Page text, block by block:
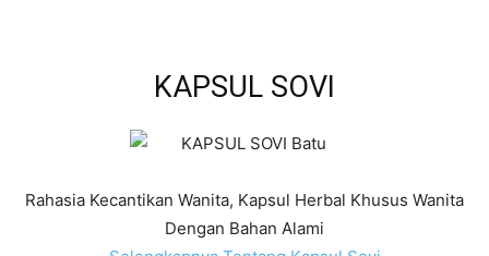
KAPSUL SOVI
Rahasia Kecantikan Wanita, Kapsul Herbal Khusus Wanita
Dengan Bahan Alami